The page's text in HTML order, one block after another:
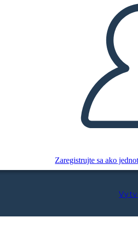
Zaregistrujte sa ako